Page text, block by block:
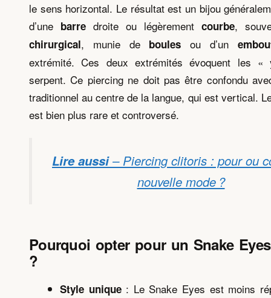
le sens horizontal. Le résultat est un bijou
d’une barre droite ou légèrement courbe,
chirurgical, munie de boules ou d’un
extrémité. Ces deux extrémités évoquent les «
serpent. Ce piercing ne doit pas être confondu
traditionnel au centre de la langue, qui est vertical.
est bien plus rare et controversé.
Lire aussi– Piercing clitoris : pour ou
nouvelle mode ?
Pourquoi opter pour un Snake
?
Style unique: Le Snake Eyes est moins